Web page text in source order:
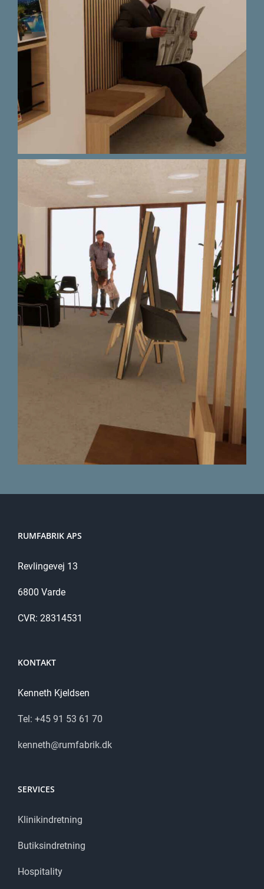
RUMFABRIK APS
Revlingevej 13
6800 Varde
CVR: 28314531
KONTAKT
Kenneth Kjeldsen
​Tel: +45 91 53 61 70
kenneth@rumfabrik.dk
SERVICES
Klinikindretning
Butiksindretning
Hospitality